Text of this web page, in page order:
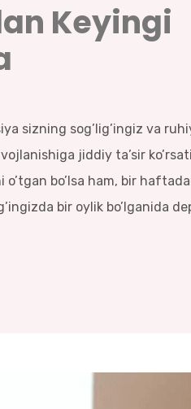
Keyingi
sizning sog’lig’ingiz va
jiddiy ta’sir
bo’lsa ham, bir
bir oylik bo’lganida